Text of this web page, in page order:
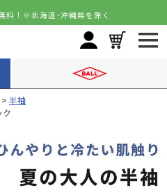
料！ ※北海道･沖縄県を除く
半袖
ク